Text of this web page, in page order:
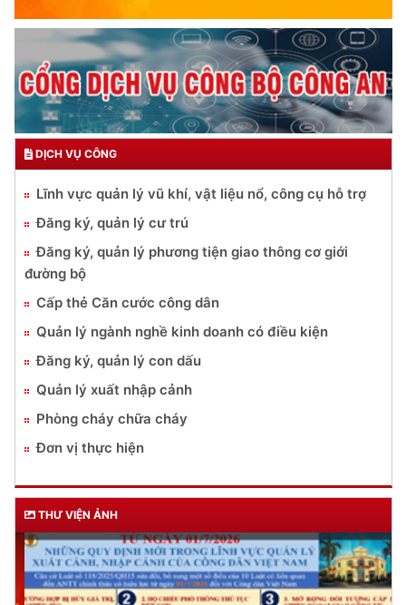
DỊCH VỤ CÔNG
Lĩnh vực quản lý vũ khí, vật liệu nổ, công cụ hỗ trợ
Đăng ký, quản lý phương tiện giao thông cơ giới
đường bộ
Cấp thẻ Căn cước công dân
Quản lý ngành nghề kinh doanh có điều kiện